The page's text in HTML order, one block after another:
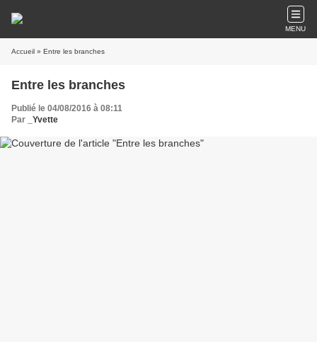
MENU
Accueil » Entre les branches
Entre les branches
Publié le 04/08/2016 à 08:11
Par
_Yvette